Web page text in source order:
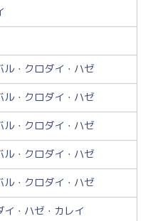
ル・クロダイ・ハゼ
ル・クロダイ・ハゼ
ル・クロダイ・ハゼ
ル・クロダイ・ハゼ
ル・クロダイ・ハゼ
イ・ハゼ・カレイ